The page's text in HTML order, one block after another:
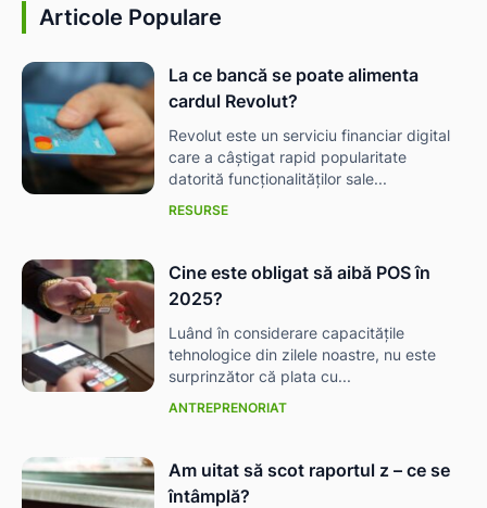
Articole Populare
La ce bancă se poate alimenta
cardul Revolut?
Revolut este un serviciu financiar digital
care a câștigat rapid popularitate
datorită funcționalităților sale...
RESURSE
Cine este obligat să aibă POS în
2025?
Luând în considerare capacitățile
tehnologice din zilele noastre, nu este
surprinzător că plata cu...
ANTREPRENORIAT
Am uitat să scot raportul z – ce se
întâmplă?